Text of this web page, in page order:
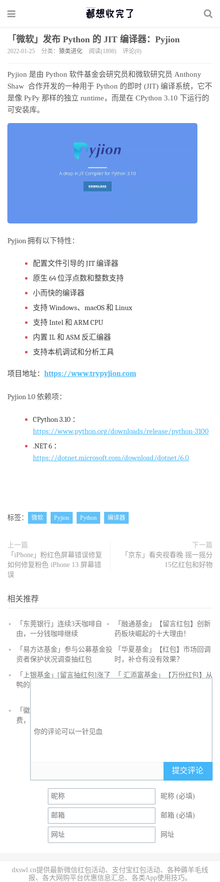
「微软」发布 Python 的 JIT 编译器：Pyjion
2022-01-25 分类： 猿类进化 阅读(1898) 评论(0)
Pyjion 是由 Python 软件基金会研究员和微软研究员 Anthony
Shaw 合作开发的一种用于 Python 的即时 (JIT) 编译系统，它不
是像 PyPy 那样的独立 runtime，而是在 CPython 3.10 下运行的
可安装库。
Pyjion 拥有以下特性：
配置文件引导的 JIT 编译器
原生 64 位浮点数和整数支持
小而快的编译器
支持 Windows、macOS 和 Linux
支持 Intel 和 ARM CPU
内置 IL 和 ASM 反汇编器
支持本机调试和分析工具
项目地址： https://www.trypyjion.com
Pyjion 1.0 依赖项：
CPython 3.10 ：
https://www.python.org/downloads/release/python-3100
.NET 6 ：
https://dotnet.microsoft.com/download/dotnet/6.0
标签： 微软 Pyjion Python 编译器
上一篇
「iPhone」粉红色屏幕错误修复
如何修复粉色 iPhone 13 屏幕错
误
下一篇
「京东」看央视春晚 摇一摇分
15亿红包和好物
相关推荐
「东莞银行」连续3天咖啡自
由，一分钱咖啡继续
「融通基金」【留言红包】创新
药板块崛起的十大理由！
「易方达基金」参与公募基金投
资者保护状况调查抽红包
「华夏基金」【红包】市场回调
时，补仓有没有效果？
「上银基金」[留言抽红包]​涨了
鸭的投资旅途
「 汇添富基金」【万份红包】从
「徽商银行」手机银行充值话
费，至高立减30元
提交评论
昵称 (必填)
邮箱 (必填)
网址
dxswl.cn提供最新微信红包活动、支付宝红包活动、各种薅羊毛线
报、各大网购平台优惠信息汇总、各类App使用技巧。